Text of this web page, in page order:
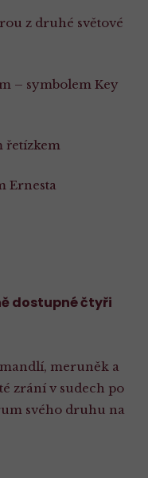
z druhé světové
– symbolem Key
řetízkem
Ernesta
dostupné čtyři
meruněk a
zrání v sudech po
svého druhu na